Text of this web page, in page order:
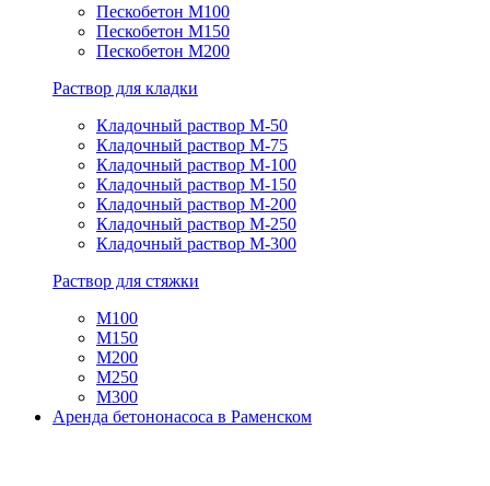
Пескобетон М100
Пескобетон М150
Пескобетон М200
Раствор для кладки
Кладочный раствор М-50
Кладочный раствор М-75
Кладочный раствор М-100
Кладочный раствор М-150
Кладочный раствор М-200
Кладочный раствор М-250
Кладочный раствор М-300
Раствор для стяжки
М100
М150
М200
М250
М300
Аренда бетононасоса в Раменском